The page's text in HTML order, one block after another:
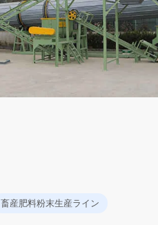
畜産肥料粉末生産ライン